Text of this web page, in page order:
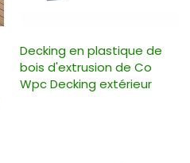
Decking en plastique de
bois d'extrusion de Co
Wpc Decking extérieur